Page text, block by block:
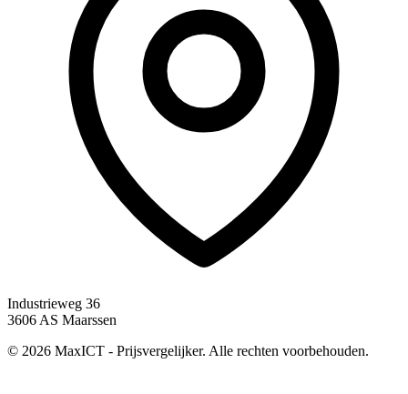
Industrieweg 36
3606 AS Maarssen
© 2026 MaxICT - Prijsvergelijker. Alle rechten voorbehouden.